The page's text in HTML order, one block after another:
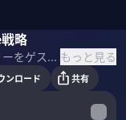
略
時代を切り拓くビジョナリーをゲストに招き、 「9つの質問」でその実像と未来に向けたビジョンを解き明かす。 インタビュアーは、PIVOT CEO 佐々木紀彦とPIVOT チーフ・グローバルエディター 竹下隆一郎。 もっと見る
ンロード 共有